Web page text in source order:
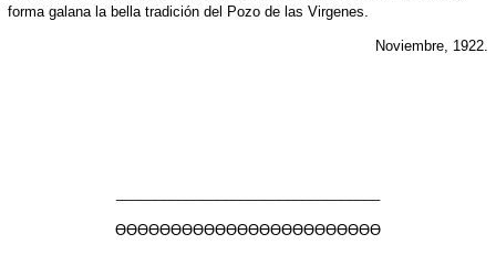
forma galana la bella tradición del Pozo de las Virgenes.
Noviembre, 1922.
ƟƟƟƟƟƟƟƟƟƟƟƟƟƟƟƟƟƟƟƟƟƟƟƟ